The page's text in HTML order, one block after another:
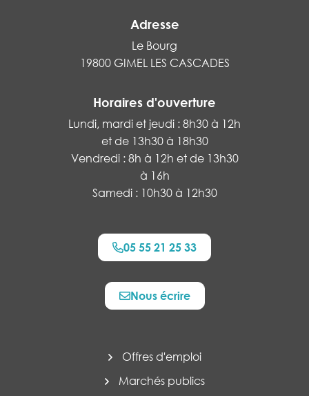
Adresse
Le Bourg
19800 GIMEL LES CASCADES
Horaires d'ouverture
Lundi, mardi et jeudi : 8h30 à 12h
et de 13h30 à 18h30
Vendredi : 8h à 12h et de 13h30
à 16h
Samedi : 10h30 à 12h30
05 55 21 25 33
Nous écrire
Offres d'emploi
Marchés publics